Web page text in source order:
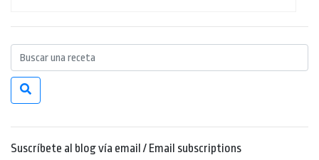
Suscríbete al blog vía email / Email subscriptions